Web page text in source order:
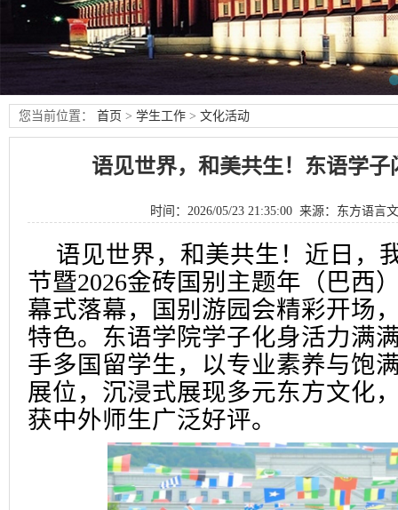
您当前位置： 首页 > 学生工作 > 文化活动
语见世界，和美共生！东语学子
时间：2026/05/23 21:35:00 来源： 东方语言
语见世界，和美共生！近日，
节暨2026金砖国别主题年（巴西
幕式落幕，国别游园会精彩开场
特色。东语学院学子化身活力满
手多国留学生，以专业素养与饱
展位，沉浸式展现多元东方文化
获中外师生广泛好评。